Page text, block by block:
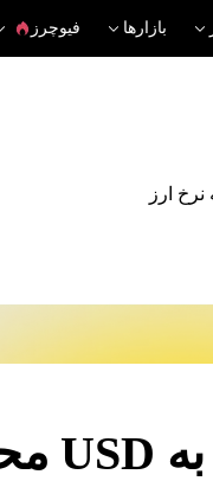
بازارها فیوچرز